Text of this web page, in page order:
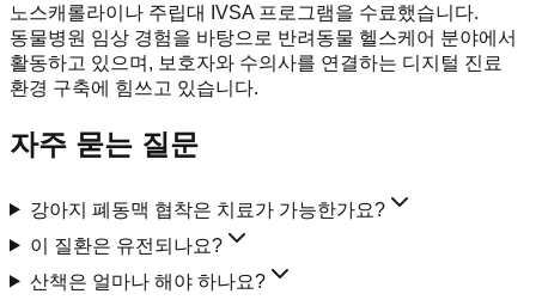
노스캐롤라이나 주립대 IVSA 프로그램을 수료했습니다.
동물병원 임상 경험을 바탕으로 반려동물 헬스케어 분야에서
활동하고 있으며, 보호자와 수의사를 연결하는 디지털 진료
환경 구축에 힘쓰고 있습니다.
자주 묻는 질문
강아지 폐동맥 협착은 치료가 가능한가요?
이 질환은 유전되나요?
산책은 얼마나 해야 하나요?